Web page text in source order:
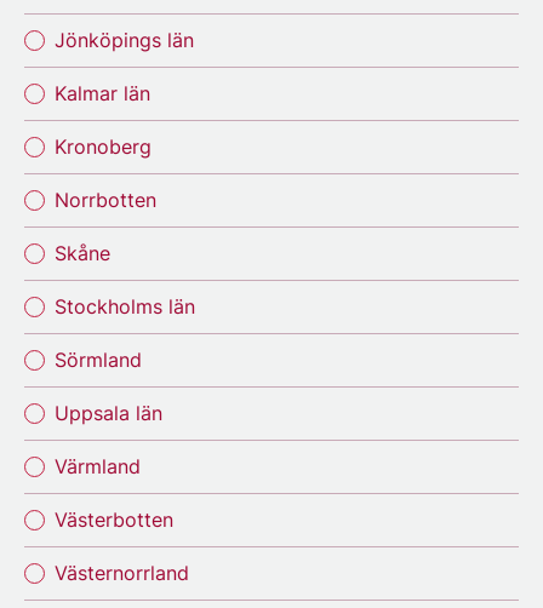
Jönköpings län
Kalmar län
Kronoberg
Norrbotten
Skåne
Stockholms län
Sörmland
Uppsala län
Värmland
Västerbotten
Västernorrland